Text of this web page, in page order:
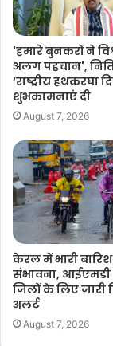
'हमारे बुनकरों ने
अलग पहचान',
‘राष्ट्रीय हथकरघा
शुभकामनाएं दी
August 7, 2026
केरल में भारी
संभावना, आईएमडी
जिलों के लिए जारी
अलर्ट
August 7, 2026